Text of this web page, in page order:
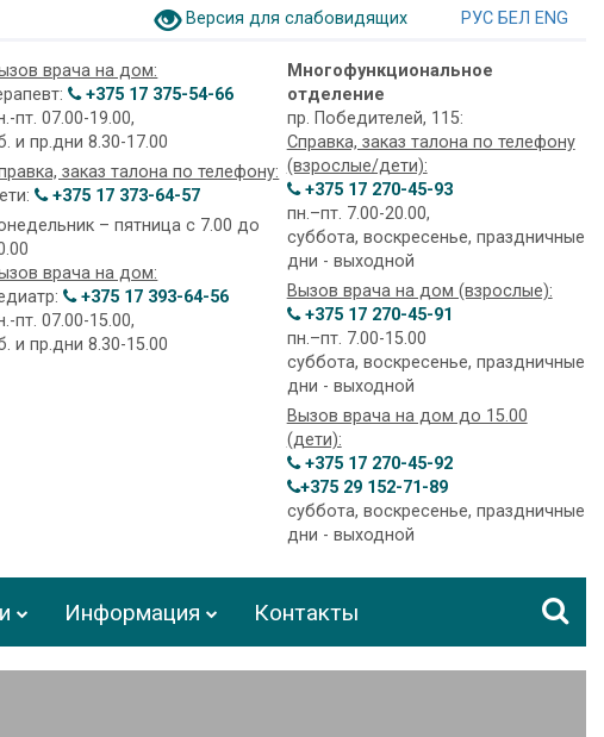
Версия для слабовидящих РУС БЕЛ ENG
врача на дом:
+375 17 375-54-66
пт. 07.00-19.00,
и пр.дни 8.30-17.00
заказ талона по телефону:
+375 17 373-64-57
– пятница с 7.00 до
врача на дом:
+375 17 393-64-56
пт. 07.00-15.00,
и пр.дни 8.30-15.00
Многофункциональное
отделение
пр. Победителей, 115:
Справка, заказ талона по телефону
(взрослые/дети):
+375 17 270-45-93
пн.–пт. 7.00-20.00,
суббота, воскресенье, праздничные
дни - выходной
Вызов врача на дом (взрослые):
+375 17 270-45-91
пн.–пт. 7.00-15.00
суббота, воскресенье, праздничные
дни - выходной
Вызов врача на дом до 15.00
(дети):
+375 17 270-45-92
+375 29 152-71-89
суббота, воскресенье, праздничные
дни - выходной
Информация Контакты